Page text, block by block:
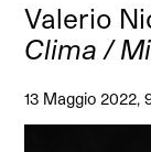
Valerio
Clima /
13 Maggio 2022,